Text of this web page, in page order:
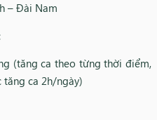
– Đài Nam
(tăng ca theo từng thời điểm,
ca 2h/ngày)